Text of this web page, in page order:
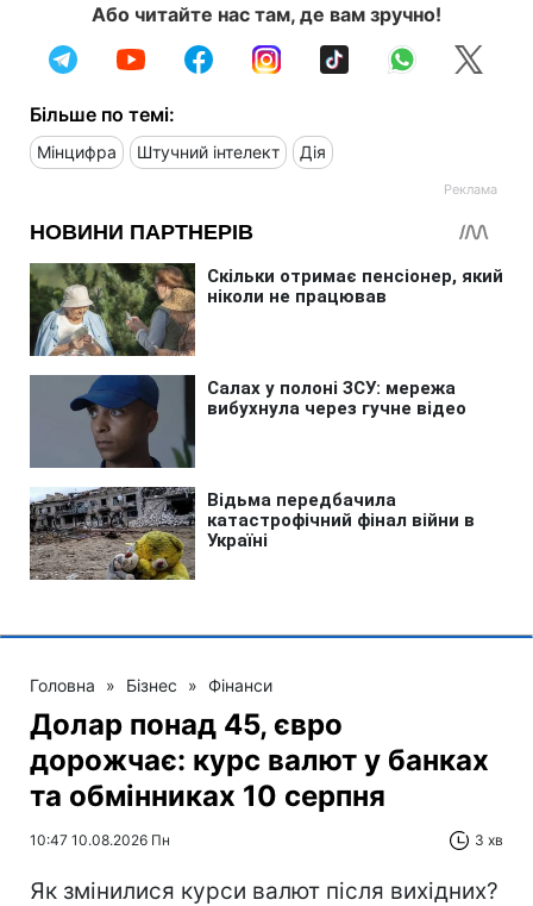
Або читайте нас там, де вам зручно!
Більше по темі:
Мінцифра Штучний інтелект Дія
Головна » Бізнес » Фінанси
Долар понад 45, євро
дорожчає: курс валют у банках
та обмінниках 10 серпня
10:47 10.08.2026 Пн 3 хв
Як змінилися курси валют після вихідних?